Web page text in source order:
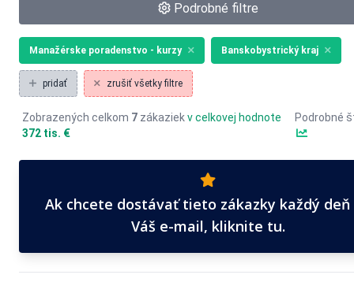
Podrobné filtre
Manažérske poradenstvo - kurzy Banskobystrický kraj
pridať zrušiť všetky filtre
Zobrazených celkom 7 zákaziekv celkovej hodnote
372 tis. €
Podrobné
Ak chcete dostávať tieto zákazky každý deň
Váš e-mail, kliknite tu.